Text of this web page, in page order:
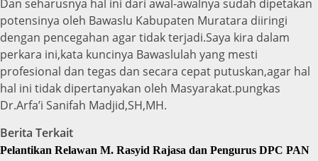
Dan seharusnya hal ini dari awal-awalnya sudah dipetakan
potensinya oleh Bawaslu Kabupaten Muratara diiringi
dengan pencegahan agar tidak terjadi.Saya kira dalam
perkara ini,kata kuncinya Bawaslulah yang mesti
profesional dan tegas dan secara cepat putuskan,agar hal
hal ini tidak dipertanyakan oleh Masyarakat.pungkas
Dr.Arfa’i Sanifah Madjid,SH,MH.
Berita Terkait
Pelantikan Relawan M. Rasyid Rajasa dan Pengurus DPC PAN